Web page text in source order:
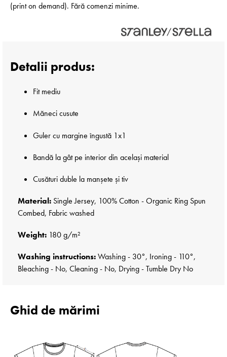
(print on demand). Fără comenzi minime.
Detalii produs:
Fit mediu
Măneci cusute
Guler cu margine îngustă 1x1
Bandă la gât pe interior din același material
Cusături duble la manșete și tiv
Material: Single Jersey, 100% Cotton - Organic Ring Spun
Combed, Fabric washed
Weight: 180 g/m²
Washing instructions:Washing - 30°, Ironing - 110°,
Bleaching - No, Cleaning - No, Drying - Tumble Dry No
Ghid de mărimi